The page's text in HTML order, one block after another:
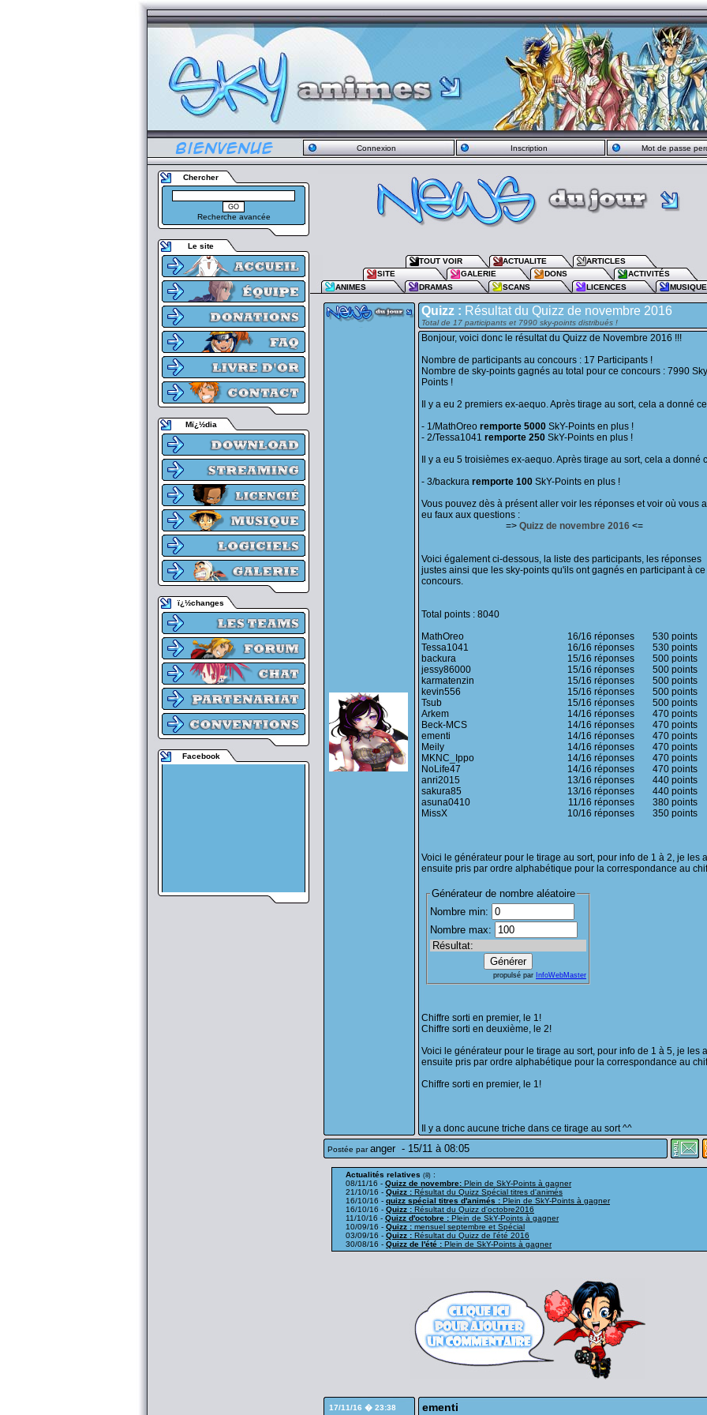
Connexion Inscription Mot de passe
Chercher
Recherche avancée
Le site
Mï¿½dia
ï¿½changes
Facebook
TOUT VOIR ACTUALITE
ARTICLES
SITE
GALERIE DONS
ACTIVITÉS
ANIMES
DRAMAS SCANS LICENCES
Quizz : Résultat du Quizz de novembre 2016
Total de 17 participants et 7990 sky-points distribués !
Bonjour, voici donc le résultat du Quizz de Novembre 2016 !!!
Nombre de participants au concours : 17 Participants !
Nombre de sky-points gagnés au total pour ce concours : 7990
Points !
Il y a eu 2 premiers ex-aequo. Après tirage au sort, cela a donné
- 1/MathOreo remporte 5000 SkY-Points en plus !
- 2/Tessa1041 remporte 250 SkY-Points en plus !
Il y a eu 5 troisièmes ex-aequo. Après tirage au sort, cela a donné
- 3/backura remporte 100 SkY-Points en plus !
Vous pouvez dès à présent aller voir les réponses et voir où vous
eu faux aux questions :
=> Quizz de novembre 2016<=
Voici également ci-dessous, la liste des participants, les réponses
justes ainsi que les sky-points qu'ils ont gagnés en participant à ce
concours.
Total points : 8040
MathOreo
16/16 réponses
530 points
Tessa1041
16/16 réponses
530 points
backura
15/16 réponses
500 points
jessy86000
15/16 réponses
500 points
karmatenzin
15/16 réponses
500 points
kevin556
15/16 réponses
500 points
Tsub
15/16 réponses
500 points
Arkem
14/16 réponses
470 points
Beck-MCS
14/16 réponses
470 points
ementi
14/16 réponses
470 points
Meily
14/16 réponses
470 points
MKNC_Ippo
14/16 réponses
470 points
NoLife47
14/16 réponses
470 points
anri2015
13/16 réponses
440 points
sakura85
13/16 réponses
440 points
asuna0410
11/16 réponses
380 points
MissX
10/16 réponses 350 points
Voici le générateur pour le tirage au sort, pour info de 1 à 2, je les
ensuite pris par ordre alphabétique pour la correspondance au
Chiffre sorti en premier, le 1!
Chiffre sorti en deuxième, le 2!
Voici le générateur pour le tirage au sort, pour info de 1 à 5, je les
ensuite pris par ordre alphabétique pour la correspondance au
Chiffre sorti en premier, le 1!
Il y a donc aucune triche dans ce tirage au sort ^^
Postée paranger - 15/11 à 08:05
Actualités relatives (8) :
08/11/16 - Quizz de novembre: Plein de SkY-Points à gagner
21/10/16 - Quizz : Résultat du Quizz Spécial titres d'animés
16/10/16 - quizz spécial titres d'animés : Plein de SkY-Points à gagner
16/10/16 - Quizz : Résultat du Quizz d'octobre2016
11/10/16 - Quizz d'octobre : Plein de SkY-Points à gagner
10/09/16 - Quizz : mensuel septembre et Spécial
03/09/16 - Quizz : Résultat du Quizz de l'été 2016
30/08/16 - Quizz de l'été : Plein de SkY-Points à gagner
17/11/16 � 23:38 ementi